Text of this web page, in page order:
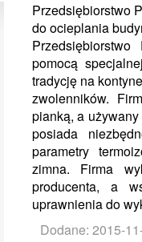
Przedsiębiorstwo
do ocieplania
pomocą
tradycję na
zwolenników.
pianką, a
posiada
parametry
zimna. Firma
producenta, a
uprawnienia do
Dodane: 2015-